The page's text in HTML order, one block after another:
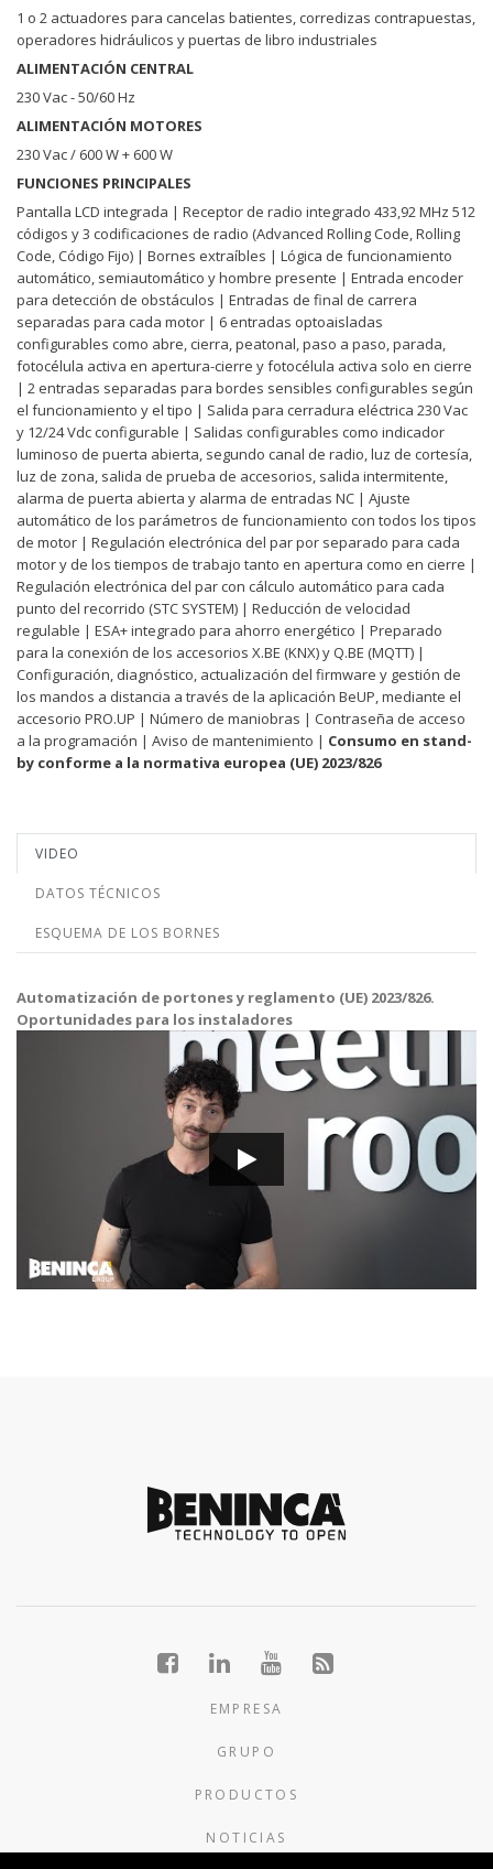
1 o 2 actuadores para cancelas batientes, corredizas contrapuestas,
operadores hidráulicos y puertas de libro industriales
ALIMENTACIÓN CENTRAL
230 Vac - 50/60 Hz
ALIMENTACIÓN MOTORES
230 Vac / 600 W + 600 W
FUNCIONES PRINCIPALES
Pantalla LCD integrada | Receptor de radio integrado 433,92 MHz 512
códigos y 3 codificaciones de radio (Advanced Rolling Code, Rolling
Code, Código Fijo) | Bornes extraíbles | Lógica de funcionamiento
automático, semiautomático y hombre presente | Entrada encoder
para detección de obstáculos | Entradas de final de carrera
separadas para cada motor | 6 entradas optoaisladas
configurables como abre, cierra, peatonal, paso a paso, parada,
fotocélula activa en apertura-cierre y fotocélula activa solo en cierre
| 2 entradas separadas para bordes sensibles configurables según
el funcionamiento y el tipo | Salida para cerradura eléctrica 230 Vac
y 12/24 Vdc configurable | Salidas configurables como indicador
luminoso de puerta abierta, segundo canal de radio, luz de cortesía,
luz de zona, salida de prueba de accesorios, salida intermitente,
alarma de puerta abierta y alarma de entradas NC | Ajuste
automático de los parámetros de funcionamiento con todos los tipos
de motor | Regulación electrónica del par por separado para cada
motor y de los tiempos de trabajo tanto en apertura como en cierre |
Regulación electrónica del par con cálculo automático para cada
punto del recorrido (STC SYSTEM) | Reducción de velocidad
regulable | ESA+ integrado para ahorro energético | Preparado
para la conexión de los accesorios X.BE (KNX) y Q.BE (MQTT) |
Configuración, diagnóstico, actualización del firmware y gestión de
los mandos a distancia a través de la aplicación BeUP, mediante el
accesorio PRO.UP | Número de maniobras | Contraseña de acceso
a la programación | Aviso de mantenimiento | Consumo en stand-
by conforme a la normativa europea (UE) 2023/826
VIDEO
DATOS TÉCNICOS
ESQUEMA DE LOS BORNES
Automatización de portones y reglamento (UE) 2023/826.
Oportunidades para los instaladores
EMPRESA
GRUPO
PRODUCTOS
NOTICIAS